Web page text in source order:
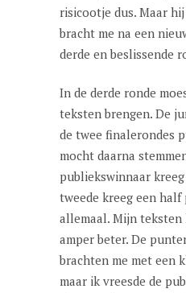
risicootje dus. Maar
bracht me na een
derde en beslissende
In de derde ronde
teksten brengen. De
de twee finalerondes
mocht daarna
publiekswinnaar
tweede kreeg een
allemaal. Mijn teksten
amper beter. De
brachten me met een
maar ik vreesde de